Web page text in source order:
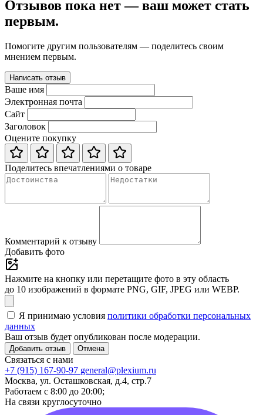
Отзывов пока нет — ваш может стать
первым.
Помогите другим пользователям — поделитесь своим
мнением первым.
Написать отзыв
Ваше имя
Электронная почта
Сайт
Заголовок
Оцените покупку
Поделитесь впечатлениями о товаре
Комментарий к отзыву
Добавить фото
Нажмите на кнопку или перетащите фото в эту область
до 10 изображений в формате PNG, GIF, JPEG или WEBP.
Я принимаю условия политики обработки персональных
данных
Ваш отзыв будет опубликован после модерации.
Добавить отзыв Отмена
Связаться с нами
+7 (915) 167-90-97 general@plexium.ru
Москва, ул. Осташковская, д.4, стр.7
Работаем с 8:00 до 20:00;
На связи круглосуточно